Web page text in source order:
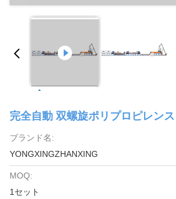
完全自動 双螺旋ポリプロピレン
ブランド名:
YONGXINGZHANXING
MOQ:
1セット